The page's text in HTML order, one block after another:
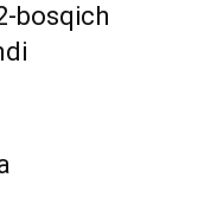
bosqich